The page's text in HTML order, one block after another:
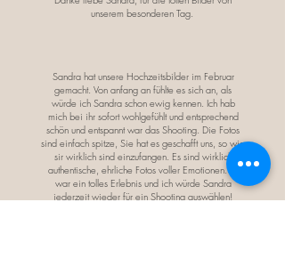
unserem besonderen Tag.
Sandra hat unsere Hochzeitsbilder im Februar
gemacht. Von anfang an fühlte es sich an, als
würde ich Sandra schon ewig kennen. Ich hab
mich bei ihr sofort wohlgefühlt und entsprechend
schön und entspannt war das Shooting. Die Fotos
sind einfach spitze, Sie hat es geschafft uns, so wie
sir wirklich sind einzufangen. Es sind wirklich
authentische, ehrliche Fotos voller Emotionen. Es
war ein tolles Erlebnis und ich würde Sandra
jederzeit wieder für ein Shooting auswählen!